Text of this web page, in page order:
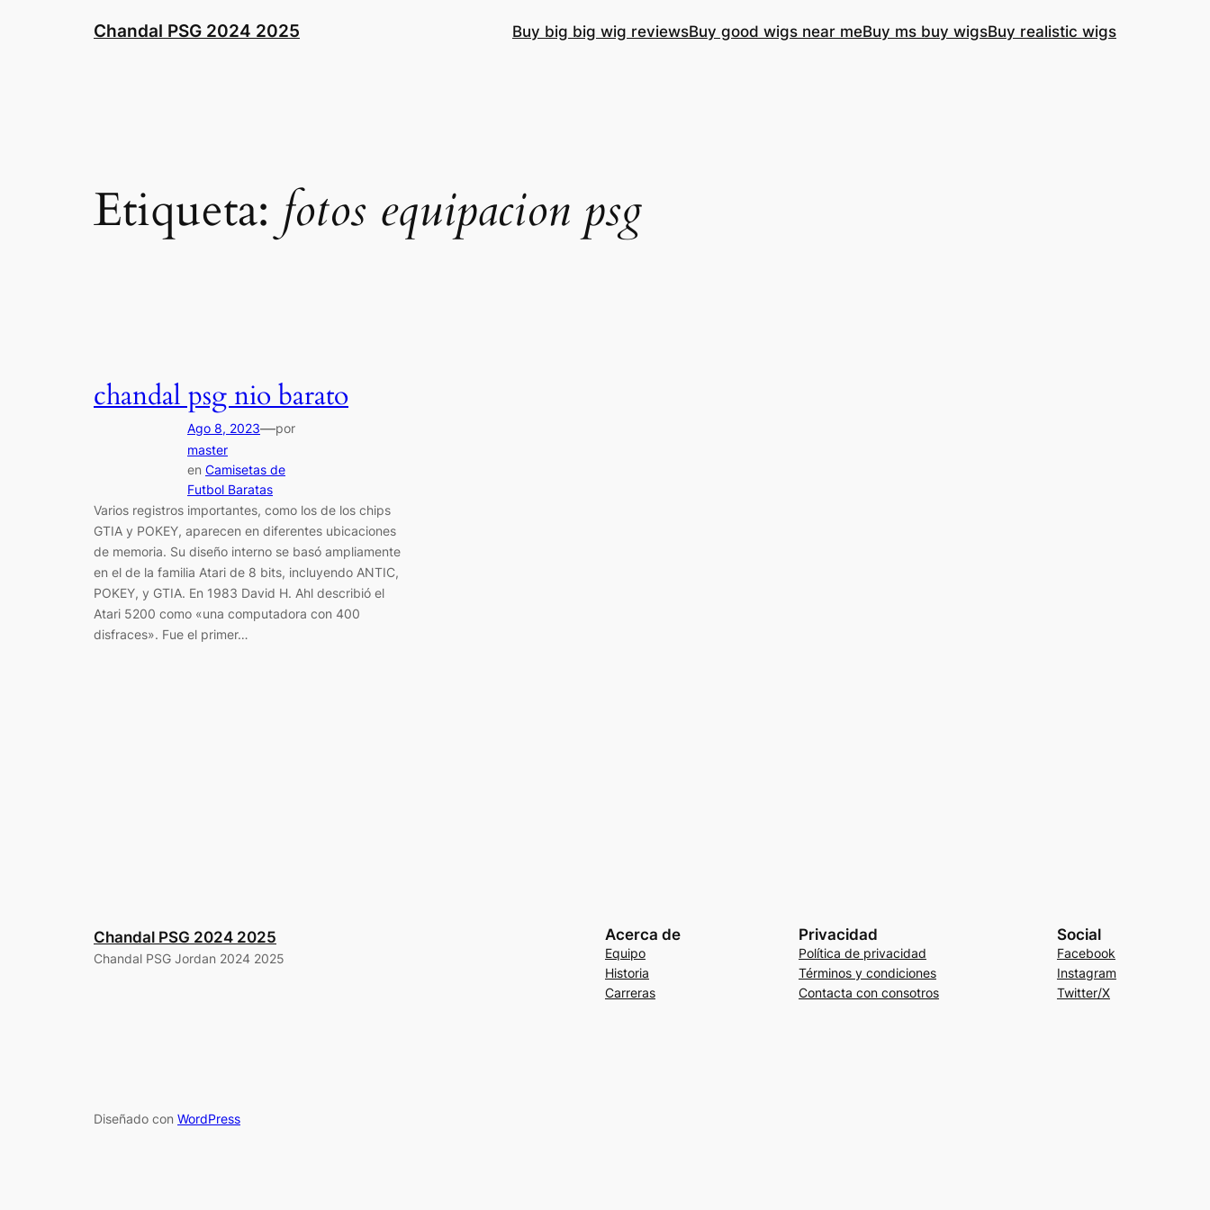
Chandal PSG 2024 2025 Buy big big wig reviewsBuy good wigs near meBuy ms buy wigsBuy realistic wigs
Etiqueta: fotos equipacion psg
chandal psg nio barato
Ago 8, 2023—por
master
en Camisetas de
Futbol Baratas
Varios registros importantes, como los de los chips
GTIA y POKEY, aparecen en diferentes ubicaciones
de memoria. Su diseño interno se basó ampliamente
en el de la familia Atari de 8 bits, incluyendo ANTIC,
POKEY, y GTIA. En 1983 David H. Ahl describió el
Atari 5200 como «una computadora con 400
disfraces». Fue el primer…
Chandal PSG 2024 2025
Chandal PSG Jordan 2024 2025
Acerca de
Equipo
Historia
Carreras
Privacidad
Política de privacidad
Términos y condiciones
Contacta con consotros
Social
Facebook
Instagram
Twitter/X
Diseñado con WordPress